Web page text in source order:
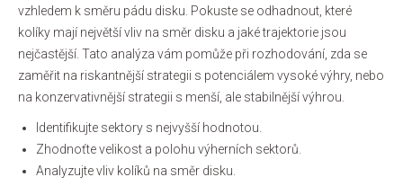
vzhledem k směru pádu disku. Pokuste se odhadnout, které
kolíky mají největší vliv na směr disku a jaké trajektorie jsou
nejčastější. Tato analýza vám pomůže při rozhodování, zda se
zaměřit na riskantnější strategii s potenciálem vysoké výhry, nebo
na konzervativnější strategii s menší, ale stabilnější výhrou.
Identifikujte sektory s nejvyšší hodnotou.
Zhodnoťte velikost a polohu výherních sektorů.
Analyzujte vliv kolíků na směr disku.